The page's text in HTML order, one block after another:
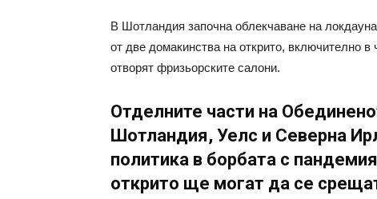
В Шотландия започна облекчаване на
от две домакинства на открито, включително
отворят фризьорските салони.
Отделните части на
Шотландия, Уелс и Северна
политика в борбата с
открито ще могат да се